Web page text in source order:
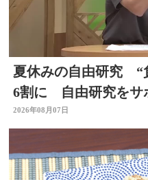
夏休みの自由研究 “
6割に 自由研究をサ
材 スタジオで「割れ
りも
2026年08月07日